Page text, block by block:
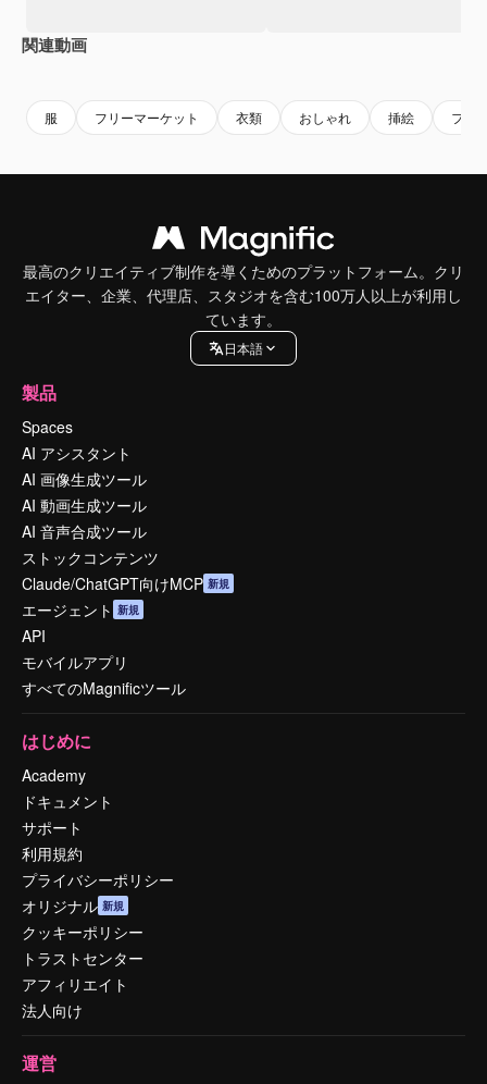
関連動画
服 フリーマーケット 衣類 おしゃれ 挿絵 フラ
最高のクリエイティブ制作を導くためのプラットフォーム。クリ
エイター、企業、代理店、スタジオを含む100万人以上が利用し
ています。
日本語
製品
Spaces
AI アシスタント
AI 画像生成ツール
AI 動画生成ツール
AI 音声合成ツール
ストックコンテンツ
Claude/ChatGPT向けMCP 新規
エージェント 新規
API
モバイルアプリ
すべてのMagnificツール
はじめに
Academy
ドキュメント
サポート
利用規約
プライバシーポリシー
オリジナル 新規
クッキーポリシー
トラストセンター
アフィリエイト
法人向け
運営